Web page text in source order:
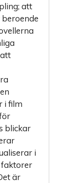
att
beroende
i film
blickar
i
är